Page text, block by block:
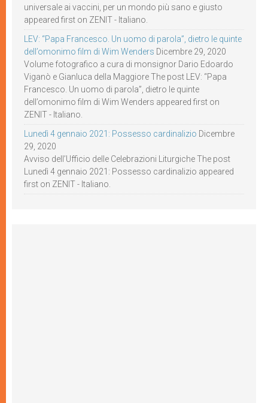
universale ai vaccini, per un mondo più sano e giusto
appeared first on ZENIT - Italiano.
LEV: “Papa Francesco. Un uomo di parola”, dietro le quinte
dell’omonimo film di Wim Wenders Dicembre 29, 2020
Volume fotografico a cura di monsignor Dario Edoardo
Viganò e Gianluca della Maggiore The post LEV: “Papa
Francesco. Un uomo di parola”, dietro le quinte
dell’omonimo film di Wim Wenders appeared first on
ZENIT - Italiano.
Lunedì 4 gennaio 2021: Possesso cardinalizio Dicembre
29, 2020
Avviso dell’Ufficio delle Celebrazioni Liturgiche The post
Lunedì 4 gennaio 2021: Possesso cardinalizio appeared
first on ZENIT - Italiano.